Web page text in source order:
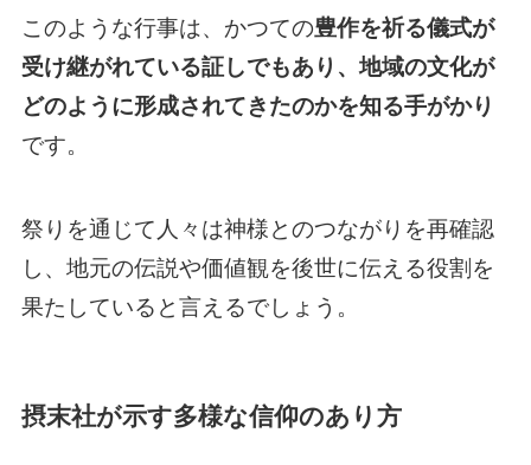
このような行事は、かつての豊作を祈る儀式が
受け継がれている証しでもあり、地域の文化が
どのように形成されてきたのかを知る手がかり
です。
祭りを通じて人々は神様とのつながりを再確認
し、地元の伝説や価値観を後世に伝える役割を
果たしていると言えるでしょう。
摂末社が示す多様な信仰のあり方